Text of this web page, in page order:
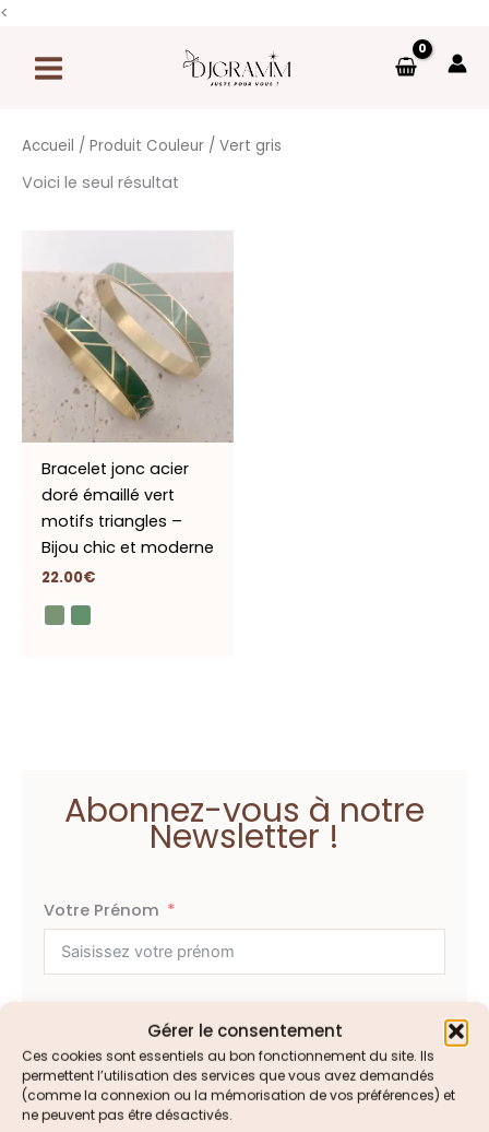
Gérer le consentement
Ces cookies sont essentiels au bon fonctionnement du site. Ils
permettent l’utilisation des services que vous avez demandés
(comme la connexion ou la mémorisation de vos préférences) et
ne peuvent pas être désactivés.
<
contenu
Accueil / Produit Couleur / Vert gris
Voici le seul résultat
Bracelet jonc acier
doré émaillé vert
motifs triangles –
Bijou chic et moderne
22.00€
Abonnez-vous à notre
Newsletter !
Votre Prénom
Je consens à ce que DJGRAMM stocke les